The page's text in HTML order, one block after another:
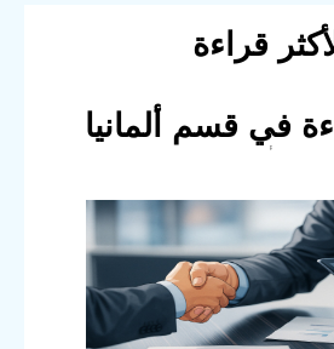
قراءة
في قسم ألمانيا